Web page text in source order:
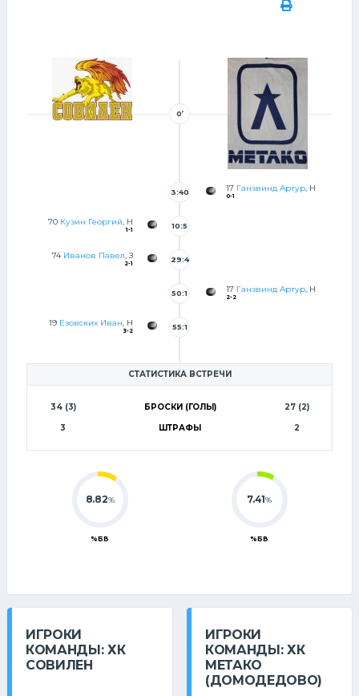
0’
17 Ганзвинд Артур, Н
0-1
3:40
70 Кузин Георгий, Н
1-1 10:5
74 Иванов Павел, З
2-1 29:4
17 Ганзвинд Артур, Н
2-2
50:1
19 Езовских Иван, Н
3-2 55:1
СТАТИСТИКА ВСТРЕЧИ
34 (3) БРОСКИ (ГОЛЫ)
27 (2)
3
ШТРАФЫ 2
8.82%
%БВ
7.41%
%БВ
ИГРОКИ
КОМАНДЫ: ХК
СОВИЛЕН
ИГРОКИ
КОМАНДЫ: ХК
МЕТАКО
(ДОМОДЕДОВО)